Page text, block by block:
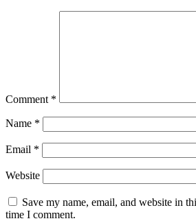
Comment *
Name *
Email *
Website
Save my name, email, and website in
time I comment.